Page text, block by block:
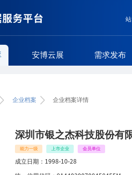
安博云展 需求发布
企业档案 企业档案详情
深圳市银之杰科技股份有
能力一级 上市企业 会员单位
成立日期： 1998-10-28